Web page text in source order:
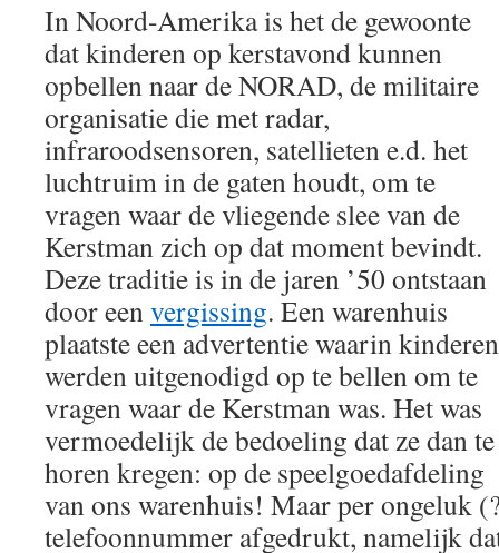
In Noord-Amerika is het de gewoonte
dat kinderen op kerstavond kunnen
opbellen naar de NORAD, de militaire
organisatie die met radar,
infraroodsensoren, satellieten e.d. het
luchtruim in de gaten houdt, om te
vragen waar de vliegende slee van de
Kerstman zich op dat moment bevindt.
Deze traditie is in de jaren ’50 ontstaan
door eenvergissing. Een warenhuis
plaatste een advertentie waarin kinderen
werden uitgenodigd op te bellen om te
vragen waar de Kerstman was. Het was
vermoedelijk de bedoeling dat ze dan te
horen kregen: op de speelgoedafdeling
van ons warenhuis! Maar per ongeluk
telefoonnummer afgedrukt, namelijk